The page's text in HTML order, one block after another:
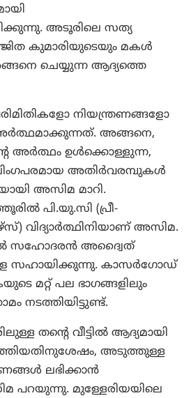
അടൂരിലെ സത്യ
കുമാരിയുടെയും മകൾ
ചെയ്യുന്ന ആദ്യത്തെ
നിയന്ത്രണങ്ങളോ
അങ്ങനെ,
അർത്ഥം ഉൾക്കൊള്ളുന്ന,
അതിർവരമ്പുകൾ
അസിമ മാറി.
പി.യു.സി (പ്രീ-
വിദ്യാർത്ഥിനിയാണ് അസിമ.
സഹോദരൻ അദ്വൈത്
സഹായിക്കുന്നു. കാസർഗോഡ്
മറ്റ് പല ഭാഗങ്ങളിലും
നടത്തിയിട്ടുണ്ട്.
തന്റെ വീട്ടിൽ ആദ്യമായി
അടുത്തുള്ള
ലഭിക്കാൻ
പറയുന്നു. മുള്ളേരിയയിലെ